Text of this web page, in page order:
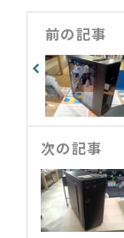
前の記事
次の記事